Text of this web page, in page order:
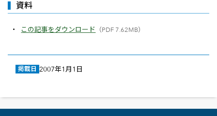
掲載日 2007年1月1日
資料
この記事をダウンロード （PDF 7.62MB）